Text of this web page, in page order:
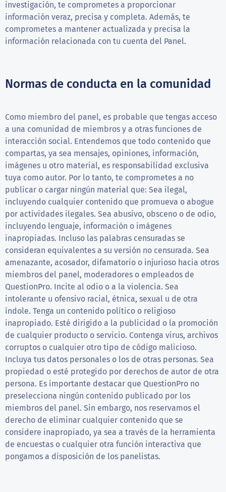
investigación, te comprometes a proporcionar
información veraz, precisa y completa. Además, te
comprometes a mantener actualizada y precisa la
información relacionada con tu cuenta del Panel.
Normas de conducta en la comunidad
Como miembro del panel, es probable que tengas acceso
a una comunidad de miembros y a otras funciones de
interacción social. Entendemos que todo contenido que
compartas, ya sea mensajes, opiniones, información,
imágenes u otro material, es responsabilidad exclusiva
tuya como autor. Por lo tanto, te comprometes a no
publicar o cargar ningún material que: Sea ilegal,
incluyendo cualquier contenido que promueva o abogue
por actividades ilegales. Sea abusivo, obsceno o de odio,
incluyendo lenguaje, información o imágenes
inapropiadas. Incluso las palabras censuradas se
consideran equivalentes a su versión no censurada. Sea
amenazante, acosador, difamatorio o injurioso hacia otros
miembros del panel, moderadores o empleados de
QuestionPro. Incite al odio o a la violencia. Sea
intolerante u ofensivo racial, étnica, sexual u de otra
índole. Tenga un contenido político o religioso
inapropiado. Esté dirigido a la publicidad o la promoción
de cualquier producto o servicio. Contenga virus, archivos
corruptos o cualquier otro tipo de código malicioso.
Incluya tus datos personales o los de otras personas. Sea
propiedad o esté protegido por derechos de autor de otra
persona. Es importante destacar que QuestionPro no
preselecciona ningún contenido publicado por los
miembros del panel. Sin embargo, nos reservamos el
derecho de eliminar cualquier contenido que se
considere inapropiado, ya sea a través de la herramienta
de encuestas o cualquier otra función interactiva que
pongamos a disposición de los panelistas.